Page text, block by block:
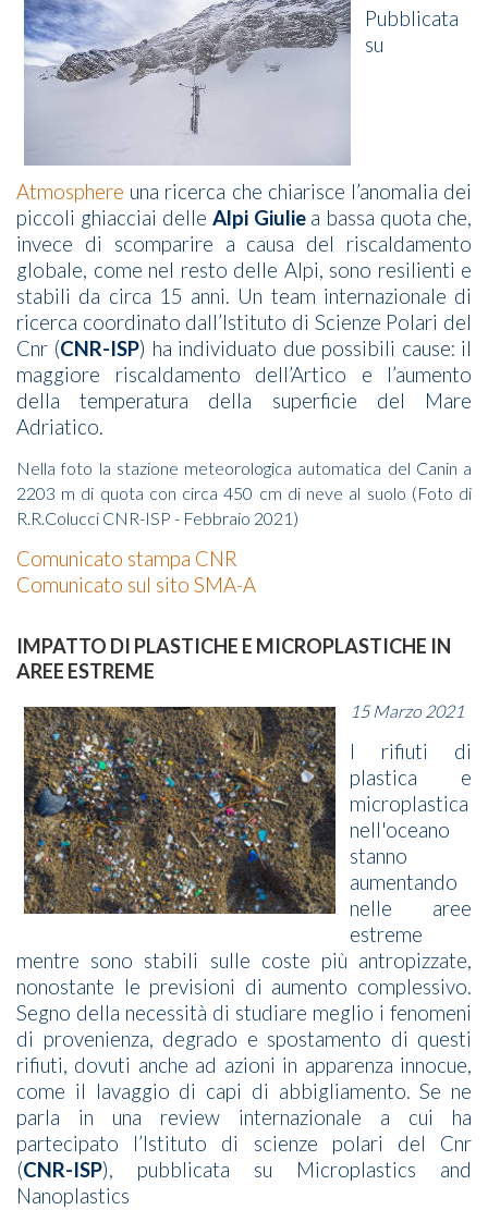
Pubblicata
su
Atmosphere una ricerca che chiarisce l’anomalia dei
piccoli ghiacciai delle Alpi Giuliea bassa quota che,
invece di scomparire a causa del riscaldamento
globale, come nel resto delle Alpi, sono resilienti e
stabili da circa 15 anni. Un team internazionale di
ricerca coordinato dall’Istituto di Scienze Polari del
Cnr (CNR-ISP) ha individuato due possibili cause: il
maggiore riscaldamento dell’Artico e l’aumento
della temperatura della superficie del Mare
Adriatico.
Nella foto la stazione meteorologica automatica del Canin a
2203 m di quota con circa 450 cm di neve al suolo (Foto di
R.R.Colucci CNR-ISP - Febbraio 2021)
Comunicato stampa CNR
Comunicato sul sito SMA-A
IMPATTO DI PLASTICHE E MICROPLASTICHE IN
AREE ESTREME
15 Marzo 2021
I rifiuti di
plastica e
microplastica
nell'oceano
stanno
aumentando
nelle aree
estreme
mentre sono stabili sulle coste più antropizzate,
nonostante le previsioni di aumento complessivo.
Segno della necessità di studiare meglio i fenomeni
di provenienza, degrado e spostamento di questi
rifiuti, dovuti anche ad azioni in apparenza innocue,
come il lavaggio di capi di abbigliamento. Se ne
parla in una review internazionale a cui ha
partecipato l’Istituto di scienze polari del Cnr
(CNR-ISP), pubblicata su Microplastics and
Nanoplastics